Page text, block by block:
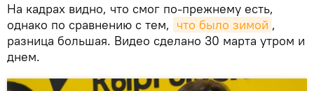
На кадрах видно, что смог по-прежнему есть,
однако по сравнению с тем, что было зимой ,
разница большая. Видео сделано 30 марта утром и
днем.